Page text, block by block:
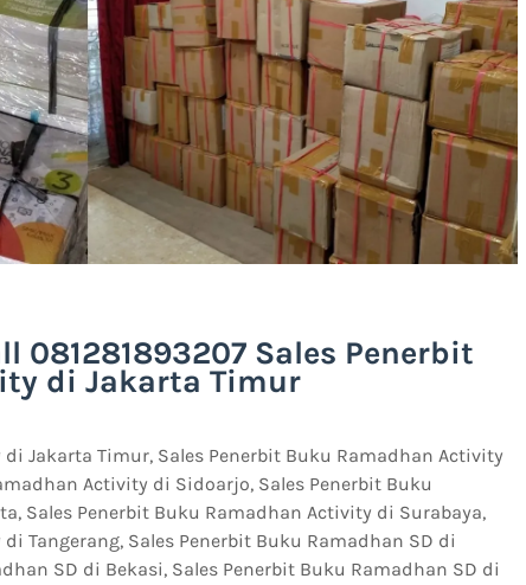
081281893207 Sales Penerbit
di Jakarta Timur
Jakarta Timur, Sales Penerbit Buku Ramadhan Activity
Activity di Sidoarjo, Sales Penerbit Buku
Sales Penerbit Buku Ramadhan Activity di Surabaya,
Tangerang, Sales Penerbit Buku Ramadhan SD di
SD di Bekasi, Sales Penerbit Buku Ramadhan SD di